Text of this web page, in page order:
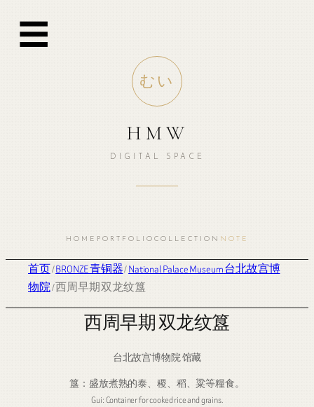
☰
むい
HMW
DIGITAL SPACE
HOME PORTFOLIO COLLECTION NOTE
首页/BRONZE 青铜器/National Palace Museum 台北故宫博
物院/ 西周早期 双龙纹簋
西周早期 双龙纹簋
台北故宫博物院 馆藏
簋：盛放煮熟的泰、稷、稻、粱等糧食。
Gui: Container for cooked rice and grains.